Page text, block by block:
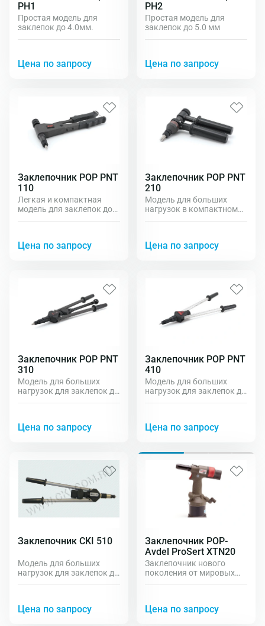
PH1
Простая модель для
заклепок до 4.0мм.
Цена по запросу
PH2
Простая модель для
заклепок до 5.0 мм
Цена по запросу
Заклепочник POP PNT
110
Легкая и компактная
модель для заклепок до
Цена по запросу
Заклепочник POP PNT
210
Модель для больших
нагрузок в компактном
Цена по запросу
Заклепочник POP PNT
310
Модель для больших
нагрузок для заклепок до
Цена по запросу
Заклепочник POP PNT
410
Модель для больших
нагрузок для заклепок до
Цена по запросу
Заклепочник CKI 510
Модель для больших
нагрузок для заклепок до
Цена по запросу
Заклепочник POP-
Avdel ProSert XTN20
Заклепочник нового
поколения от мировых
установки любых
Цена по запросу